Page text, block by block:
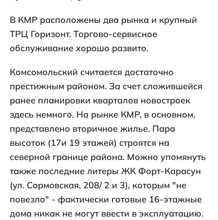
В КМР расположены два рынка и крупный
ТРЦ Горизонт. Торгово-сервисное
обслуживание хорошо развито.
Комсомольский считается достаточно
престижным районом. За счет сложившейся
ранее планировки кварталов новостроек
здесь немного. На рынке КМР, в основном,
представлено вторичное жилье. Пара
высоток (17и 19 этажей) строятся на
северной границе района. Можно упомянуть
также последние литеры ЖК Форт-Карасун
(ул. Сормовская, 208/ 2 и 3), которым "не
повезло" - фактически готовые 16-этажные
дома никак не могут ввести в эксплуатацию.